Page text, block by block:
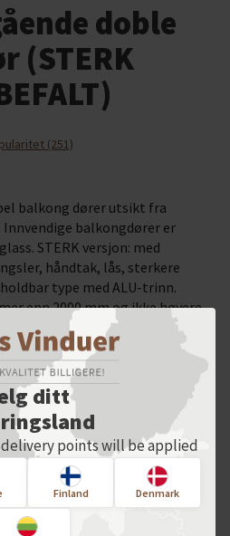
doble
(STERK
(251)
balkong dører utsikt fra
balkongdører er
STERK versjon: med
håndtak, lås, sterkere
type med ALU-trinn.
enn 2000 mm og ikke høyere
er større enn 1600 mm
med håndtaksbremser.
bestilling, vennligst
direkte!
ditt
points will be applied
Finland Denmark